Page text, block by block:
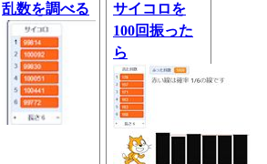
乱数を調べる
サイコロを
100回振った
ら